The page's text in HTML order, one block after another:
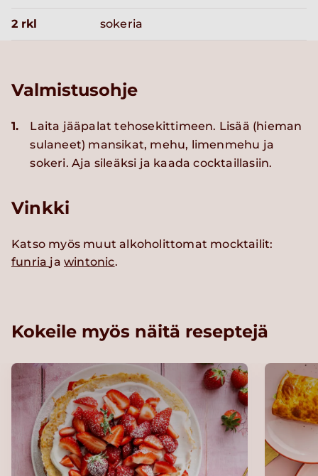
2 rkl sokeria
Valmistusohje
1.
Laita jääpalat tehosekittimeen. Lisää (hieman
sulaneet) mansikat, mehu, limenmehu ja
sokeri. Aja sileäksi ja kaada cocktaillasiin.
Vinkki
Katso myös muut alkoholittomat mocktailit:
funria jawintonic.
Kokeile myös näitä reseptejä